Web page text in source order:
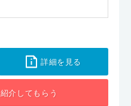
詳細を見る
紹介してもらう